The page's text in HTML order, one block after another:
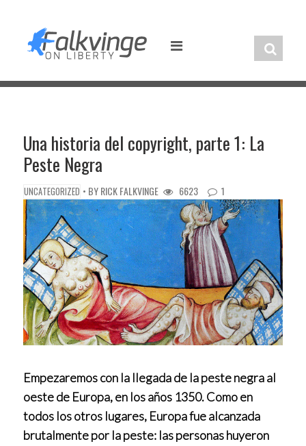
content
Una historia del copyright, parte 1: La
Peste Negra
UNCATEGORIZED • BYRICK FALKVINGE 6623 1
Empezaremos con la llegada de la peste negra al
oeste de Europa, en los años 1350. Como en
todos los otros lugares, Europa fue alcanzada
brutalmente por la peste: las personas huyeron